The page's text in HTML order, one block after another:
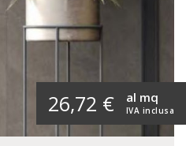
26,72 € IVA inclusa
al mq